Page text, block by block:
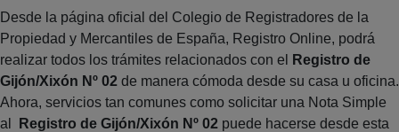
Desde la página oficial del Colegio de Registradores de la
Propiedad y Mercantiles de España, Registro Online, podrá
realizar todos los trámites relacionados con el
Registro de
Gijón/Xixón Nº 02 de manera cómoda desde su casa u oficina.
Ahora, servicios tan comunes como solicitar una Nota Simple
al
Registro de Gijón/Xixón Nº 02 puede hacerse desde esta